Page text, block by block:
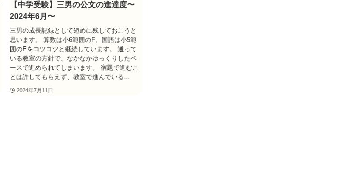
【中学受験】三男の公文の進達度〜
2024年6月〜
三男の成長記録として短めに残しておこうと
思います。 算数は小6範囲のF、国語は小5範
囲のEをコツコツと継続しています。 通って
いる教室の方針で、なかなかゆっくりしたペ
ースで進められてしまいます。 宿題で進むこ
とは許してもらえず、教室で進んでいる...
2024年7月11日